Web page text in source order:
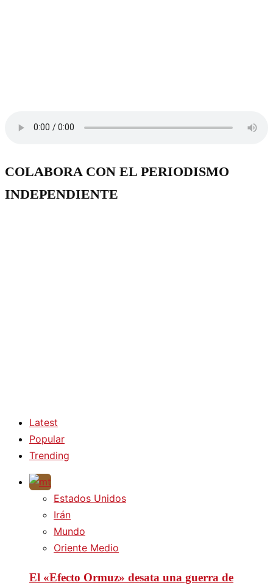
COLABORA CON EL PERIODISMO
INDEPENDIENTE
Latest
Popular
Trending
Estados Unidos
Irán
Mundo
Oriente Medio
El «Efecto Ormuz» desata una guerra de